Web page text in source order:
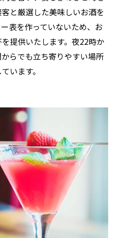
と厳選した美味しいお酒を
表を作っていないため、お
提供いたします。夜22時か
らでも立ち寄りやすい場所
います。